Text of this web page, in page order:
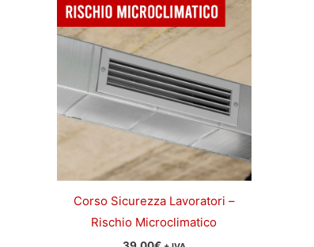
Corso Sicurezza Lavoratori –
Rischio Microclimatico